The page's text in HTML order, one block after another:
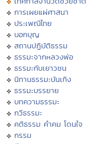
การเผยแผ่ศาสนา
ประเพณีไทย
บอกบุญ
สถานปฏิบัติธรรม
ธรรมะจากหลวงพ่อ
ธรรมะกับเยาวชน
นิทานธรรมะบันเทิง
ธรรมะบรรยาย
บทความธรรมะ
กวีธรรมะ
คติธรรม คำคม โดนใจ
กรรม